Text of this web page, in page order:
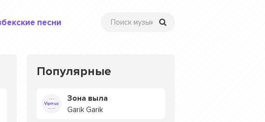
песни
Популярные
Зона выла
Garik Garik